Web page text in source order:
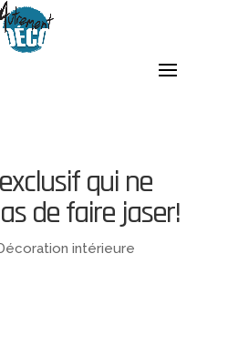
qui ne
de faire jaser!
intérieure